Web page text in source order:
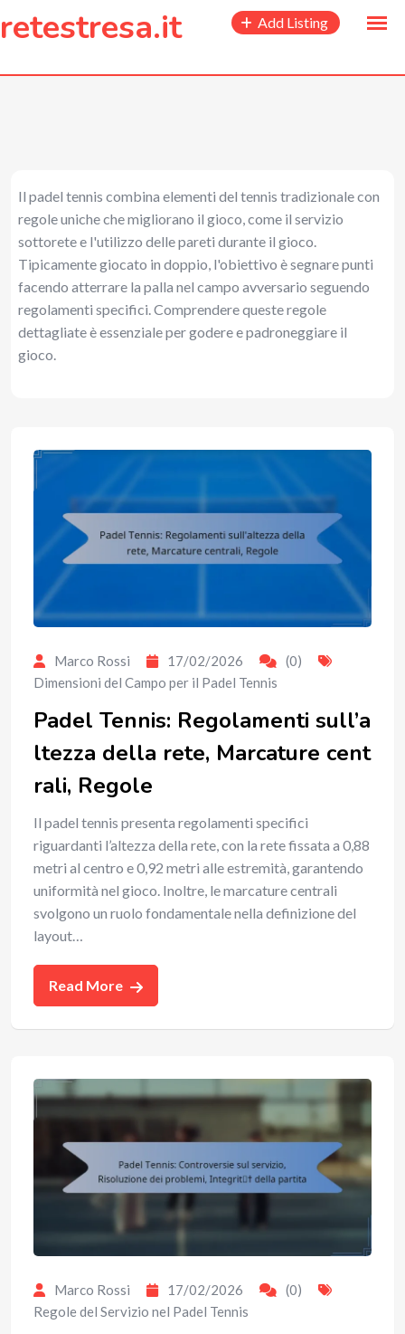
content
retestresa.it Add Listing
Il padel tennis combina elementi del tennis tradizionale con
regole uniche che migliorano il gioco, come il servizio
sottorete e l'utilizzo delle pareti durante il gioco.
Tipicamente giocato in doppio, l'obiettivo è segnare punti
facendo atterrare la palla nel campo avversario seguendo
regolamenti specifici. Comprendere queste regole
dettagliate è essenziale per godere e padroneggiare il
gioco.
Marco Rossi 17/02/2026
(0)
Dimensioni del Campo per il Padel Tennis
Padel Tennis: Regolamenti sull’a
ltezza della rete, Marcature cent
rali, Regole
Il padel tennis presenta regolamenti specifici
riguardanti l’altezza della rete, con la rete fissata a 0,88
metri al centro e 0,92 metri alle estremità, garantendo
uniformità nel gioco. Inoltre, le marcature centrali
svolgono un ruolo fondamentale nella definizione del
layout…
Read More
Marco Rossi 17/02/2026
(0)
Regole del Servizio nel Padel Tennis